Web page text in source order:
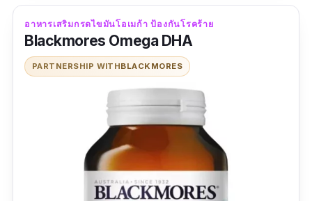
ตอบโจทย์ได้อย่างดีเลยทีเดียว
นอกจากนี้แล้วใน Blackmores Marine collagen
co q10 ยังเต็มไปด้วยโคเอาไซม์คิวเทน และสาร
สกัดจากสมุนไพรนานาชนิด ไม่ว่าจะเป็น วิตามินอี
เบต้าแคโรทีน ซีลีเนียม สังกะสี และเมล็ดองุ่น ซึ่งมี
ส่วนสำคัญในการช่วยในกระบวนการต่อต้านอนุมูล
อิสระอีกด้วย
อาหารเสริมกรดไขมันโอเมก้า ป้องกันโรคร้าย
Blackmores Omega DHA
PARTNERSHIP WITHBLACKMORES